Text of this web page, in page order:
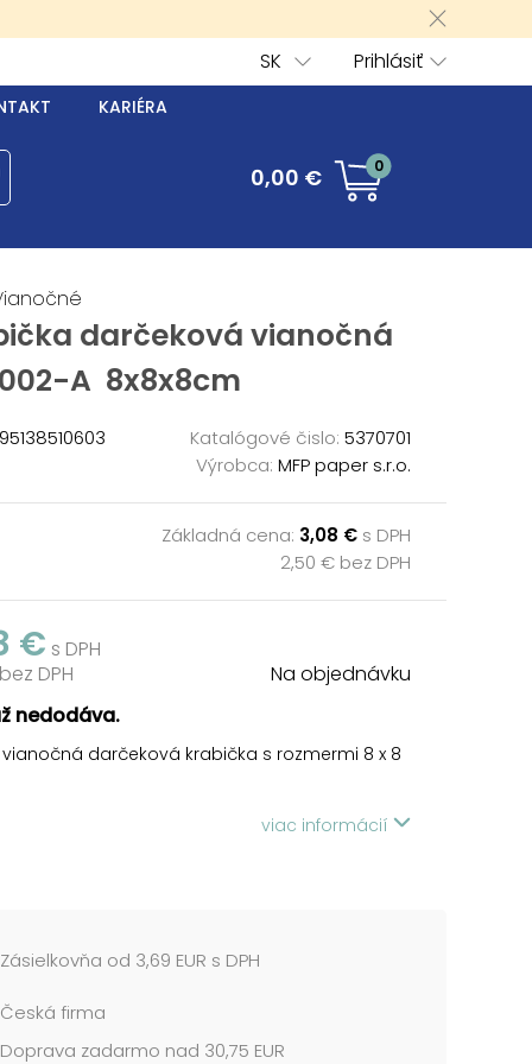
Prihlásiť
SK
KARIÉRA
0,00 € 0
darčeková vianočná
A 8x8x8cm
Katalógové čislo: 5370701
Výrobca: MFP paper s.r.o.
Základná cena: 3,08 € s DPH
2,50 € bez DPH
€ s DPH
DPH
Na objednávku
nedodáva.
vianočná darčeková krabička s rozmermi 8 x 8
krabička s motívom vločiek. Ideálna pre
tak aby ste mali v košíku vždy celý, kompletný
cena je za 1 ks.
viac informácií
Zásielkovňa od 3,69 EUR s DPH
Česká firma
Doprava zadarmo nad 30,75 EUR